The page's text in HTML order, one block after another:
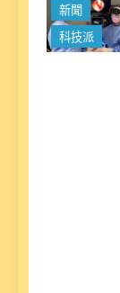
新聞
科技派